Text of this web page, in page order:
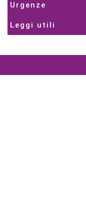
Urgenze
Leggi utili